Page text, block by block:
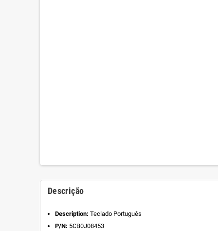
Descrição
Description: Teclado Português
P/N: 5CB0J08453